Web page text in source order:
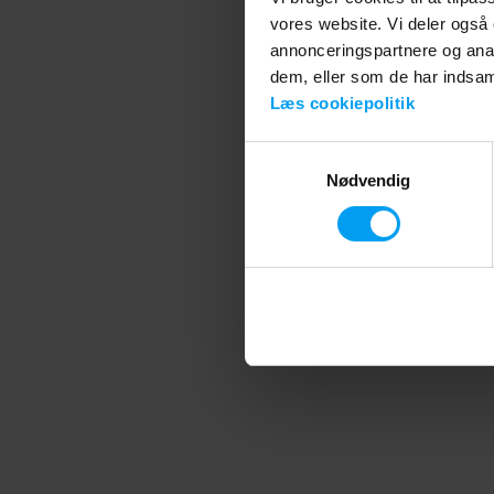
vores website. Vi deler
annonceringspartnere og
dem, eller som de har
Læs cookiepolitik
Nødvendig
Application